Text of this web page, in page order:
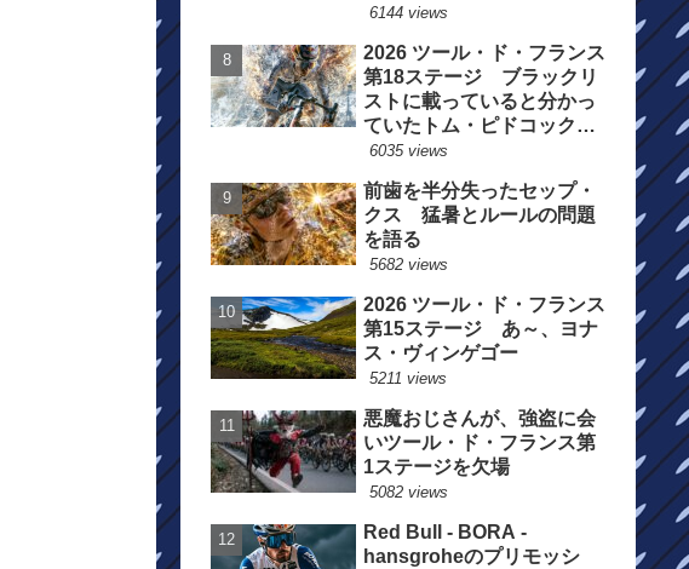
6144 views
2026 ツール・ド・フランス
第18ステージ ブラックリ
ストに載っていると分かっ
ていたトム・ピドコックは
総合順位死守に
6035 views
前歯を半分失ったセップ・
クス 猛暑とルールの問題
を語る
5682 views
2026 ツール・ド・フランス
第15ステージ あ～、ヨナ
ス・ヴィンゲゴー
5211 views
悪魔おじさんが、強盗に会
いツール・ド・フランス第
1ステージを欠場
5082 views
Red Bull - BORA -
hansgroheのプリモッシ